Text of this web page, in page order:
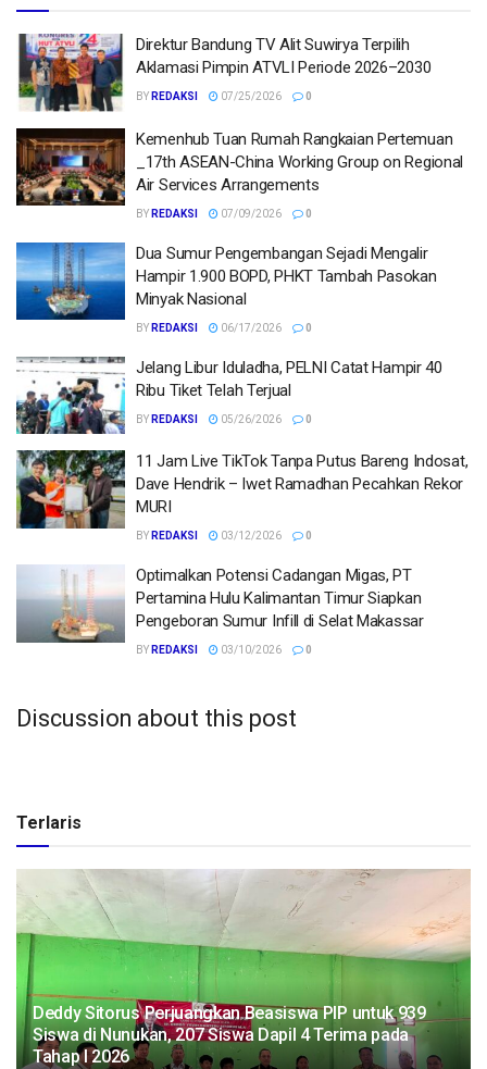
Direktur Bandung TV Alit Suwirya Terpilih
Aklamasi Pimpin ATVLI Periode 2026–2030
BY REDAKSI 07/25/2026 0
Kemenhub Tuan Rumah Rangkaian Pertemuan
_17th ASEAN-China Working Group on Regional
Air Services Arrangements
BY REDAKSI 07/09/2026 0
Dua Sumur Pengembangan Sejadi Mengalir
Hampir 1.900 BOPD, PHKT Tambah Pasokan
Minyak Nasional
BY REDAKSI 06/17/2026 0
Jelang Libur Iduladha, PELNI Catat Hampir 40
Ribu Tiket Telah Terjual
BY REDAKSI 05/26/2026 0
11 Jam Live TikTok Tanpa Putus Bareng Indosat,
Dave Hendrik – Iwet Ramadhan Pecahkan Rekor
MURI
BY REDAKSI 03/12/2026 0
Optimalkan Potensi Cadangan Migas, PT
Pertamina Hulu Kalimantan Timur Siapkan
Pengeboran Sumur Infill di Selat Makassar
BY REDAKSI 03/10/2026 0
Discussion about this post
Terlaris
Deddy Sitorus Perjuangkan Beasiswa PIP untuk 939
Siswa di Nunukan, 207 Siswa Dapil 4 Terima pada
Tahap I 2026